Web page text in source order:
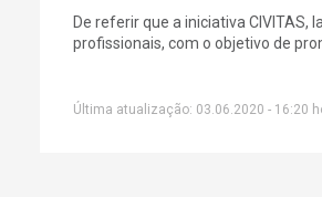
De referir que a iniciativa CIVITAS,
profissionais, com o objetivo de
Última atualização: 03.06.2020 - 16:20